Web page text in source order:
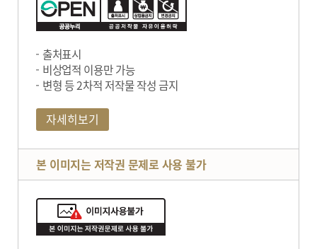
출처표시
비상업적 이용만 가능
변형 등 2차적 저작물 작성 금지
자세히보기
본 이미지는 저작권 문제로 사용 불가